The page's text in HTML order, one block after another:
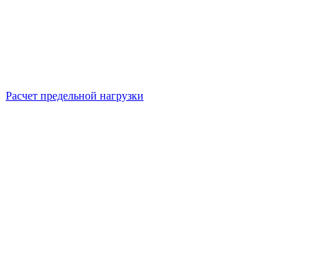
Расчет предельной нагрузки